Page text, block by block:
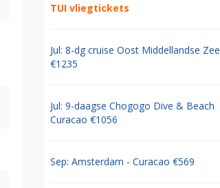
TUI vliegtickets
Jul: 8-dg cruise Oost Middellandse Zee
€1235
Jul: 9-daagse Chogogo Dive & Beach
Curacao €1056
Sep: Amsterdam - Curacao €569